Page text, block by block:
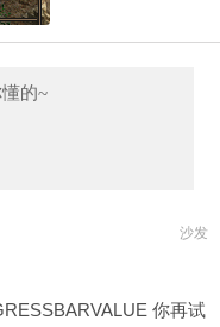
的~
沙发
你再试